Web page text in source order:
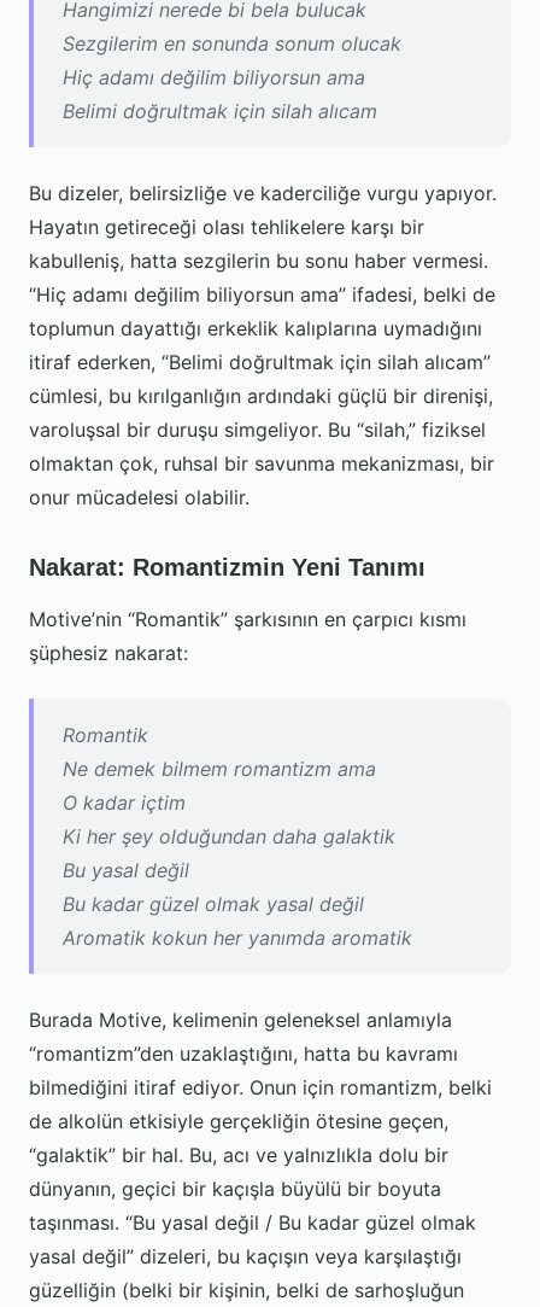
Hangimizi nerede bi bela bulucak
Sezgilerim en sonunda sonum olucak
Hiç adamı değilim biliyorsun ama
Belimi doğrultmak için silah alıcam
Bu dizeler, belirsizliğe ve kaderciliğe vurgu yapıyor.
Hayatın getireceği olası tehlikelere karşı bir
kabulleniş, hatta sezgilerin bu sonu haber vermesi.
“Hiç adamı değilim biliyorsun ama” ifadesi, belki de
toplumun dayattığı erkeklik kalıplarına uymadığını
itiraf ederken, “Belimi doğrultmak için silah alıcam”
cümlesi, bu kırılganlığın ardındaki güçlü bir direnişi,
varoluşsal bir duruşu simgeliyor. Bu “silah,” fiziksel
olmaktan çok, ruhsal bir savunma mekanizması, bir
onur mücadelesi olabilir.
Nakarat: Romantizmin Yeni Tanımı
Motive’nin “Romantik” şarkısının en çarpıcı kısmı
şüphesiz nakarat:
Romantik
Ne demek bilmem romantizm ama
O kadar içtim
Ki her şey olduğundan daha galaktik
Bu yasal değil
Bu kadar güzel olmak yasal değil
Aromatik kokun her yanımda aromatik
Burada Motive, kelimenin geleneksel anlamıyla
“romantizm”den uzaklaştığını, hatta bu kavramı
bilmediğini itiraf ediyor. Onun için romantizm, belki
de alkolün etkisiyle gerçekliğin ötesine geçen,
“galaktik” bir hal. Bu, acı ve yalnızlıkla dolu bir
dünyanın, geçici bir kaçışla büyülü bir boyuta
taşınması. “Bu yasal değil / Bu kadar güzel olmak
yasal değil” dizeleri, bu kaçışın veya karşılaştığı
güzelliğin (belki bir kişinin, belki de sarhoşluğun